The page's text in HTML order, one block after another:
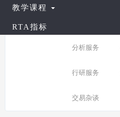
教学课程
RTA指标
分析服务
行研服务
交易杂谈